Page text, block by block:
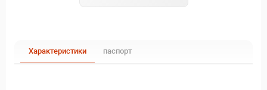
Характеристики паспорт